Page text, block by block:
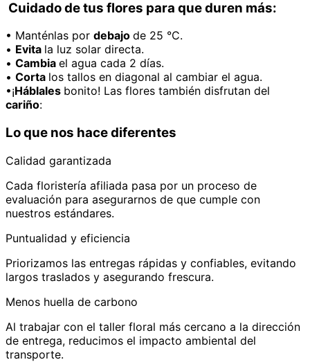
Cuidado de tus flores para que duren más:
• Manténlas por debajo de 25 °C.
• Evita la luz solar directa.
• Cambia el agua cada 2 días.
• Corta los tallos en diagonal al cambiar el agua.
•¡Háblales bonito! Las flores también disfrutan del
cariño:
Lo que nos hace diferentes
Calidad garantizada
Cada floristería afiliada pasa por un proceso de
evaluación para asegurarnos de que cumple con
nuestros estándares.
Puntualidad y eficiencia
Priorizamos las entregas rápidas y confiables, evitando
largos traslados y asegurando frescura.
Menos huella de carbono
Al trabajar con el taller floral más cercano a la dirección
de entrega, reducimos el impacto ambiental del
transporte.